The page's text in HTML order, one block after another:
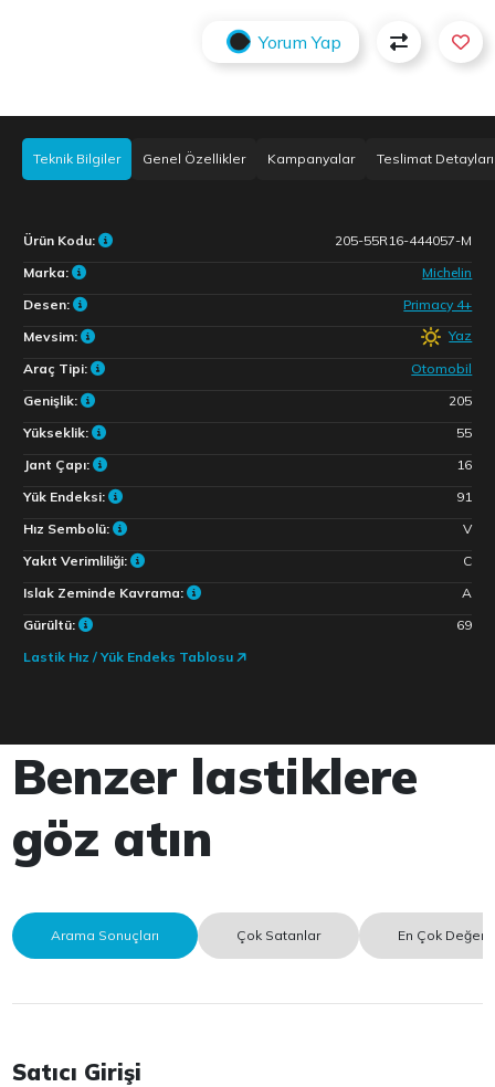
Yorum Yap
Teknik Bilgiler Genel Özellikler Kampanyalar Teslimat Detayları
Ürün Kodu:
205-55R16-444057-M
Marka:
Michelin
Desen:
Primacy 4+
Mevsim:
Yaz
Araç Tipi:
Otomobil
Genişlik:
205
Yükseklik:
55
Jant Çapı:
16
Yük Endeksi:
91
Hız Sembolü:
V
Yakıt Verimliliği:
C
Islak Zeminde Kavrama:
A
Gürültü:
69
Lastik Hız / Yük Endeks Tablosu
Benzer lastiklere
göz atın
Arama Sonuçları Çok Satanlar En Çok
Satıcı Girişi